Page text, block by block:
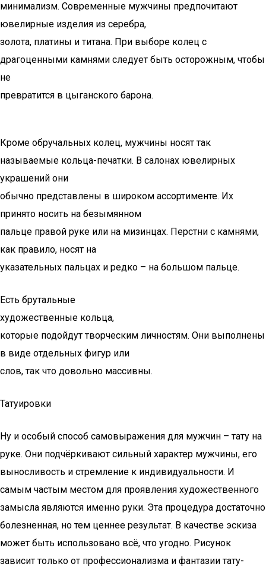
минимализм. Современные мужчины предпочитают
ювелирные изделия из серебра,
золота, платины и титана. При выборе колец с
драгоценными камнями следует быть осторожным, чтобы
не
превратится в цыганского барона.
Кроме обручальных колец, мужчины носят так
называемые кольца-печатки. В салонах ювелирных
украшений они
обычно представлены в широком ассортименте. Их
принято носить на безымянном
пальце правой руке или на мизинцах. Перстни с камнями,
как правило, носят на
указательных пальцах и редко – на большом пальце.
Есть брутальные
художественные кольца,
которые подойдут творческим личностям. Они выполнены
в виде отдельных фигур или
слов, так что довольно массивны.
Татуировки
Ну и особый способ самовыражения для мужчин – тату на
руке. Они подчёркивают сильный характер мужчины, его
выносливость и стремление к индивидуальности. И
самым частым местом для проявления художественного
замысла являются именно руки. Эта процедура достаточно
болезненная, но тем ценнее результат. В качестве эскиза
может быть использовано всё, что угодно. Рисунок
зависит только от профессионализма и фантазии тату-